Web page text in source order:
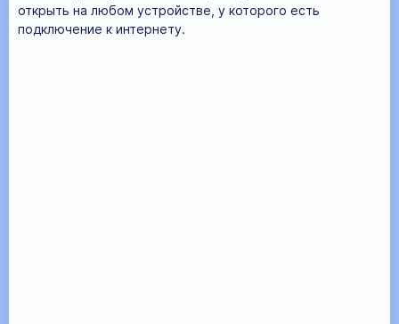
открыть на любом устройстве, у которого есть
подключение к интернету.